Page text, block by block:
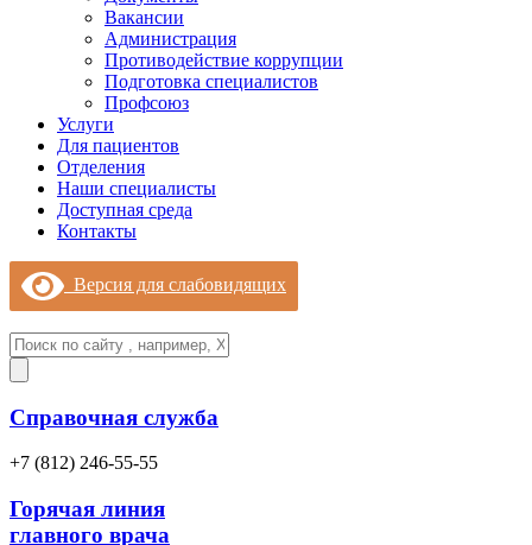
Вакансии
Администрация
Противодействие коррупции
Подготовка специалистов
Профсоюз
Услуги
Для пациентов
Отделения
Наши специалисты
Доступная среда
Контакты
Версия для слабовидящих
Справочная служба
+7 (812) 246-55-55
Горячая линия
главного врача